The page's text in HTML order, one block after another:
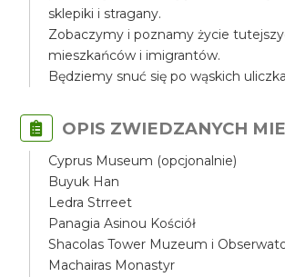
sklepiki i stragany.
Zobaczymy i poznamy życie
mieszkańców i imigrantów.
Będziemy snuć się po wąskich
OPIS ZWIEDZANYCH
Cyprus Museum (opcjonalnie)
Buyuk Han
Ledra Strreet
Panagia Asinou Kościół
Shacolas Tower Muzeum i
Machairas Monastyr